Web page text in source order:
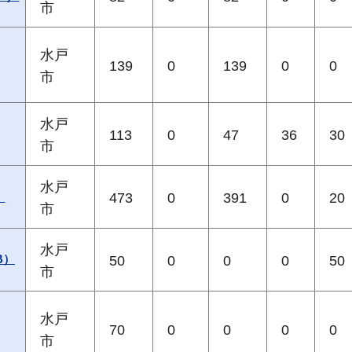
市
水戸
市
139 0 139 0 0
水戸
市
113 0 47 36 30
水戸
市
473 0 391 0 20
水戸
市
50 0 0 0 50
水戸
市
70 0 0 0 0